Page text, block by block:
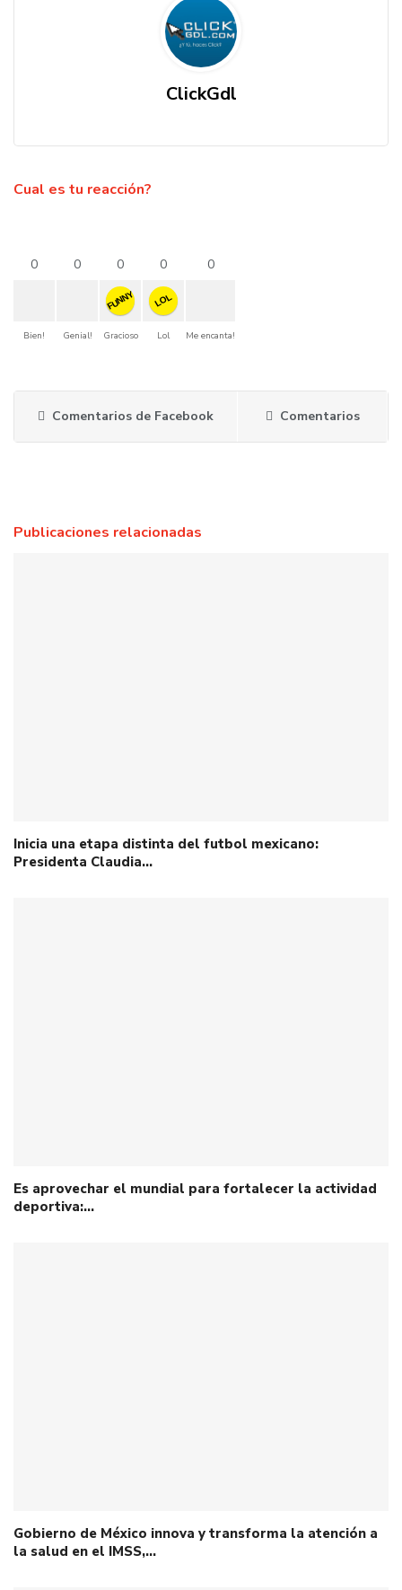
ClickGdl
Cual es tu reacción?
0
Bien!
0
Genial!
0
FUNNY
Gracioso
0
LOL
Lol
0
Me encanta!
Comentarios de Facebook Comentarios
Publicaciones relacionadas
Inicia una etapa distinta del futbol mexicano:
Presidenta Claudia…
Es aprovechar el mundial para fortalecer la actividad
deportiva:…
Gobierno de México innova y transforma la atención a
la salud en el IMSS,…